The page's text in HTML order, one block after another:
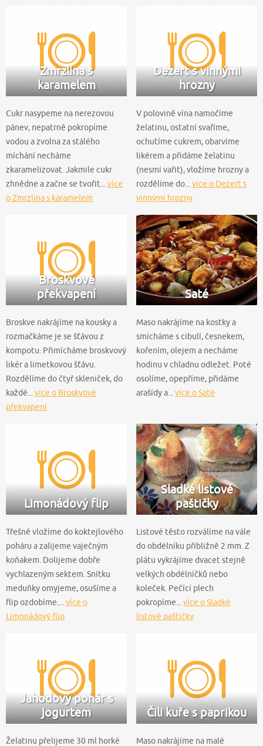
Zmrzlina s
karamelem
Cukr nasypeme na nerezovou
pánev, nepatrně pokropíme
vodou a zvolna za stálého
míchání necháme
zkaramelizovat. Jakmile cukr
zhnědne a začne se tvořit... více
o Zmrzlina s karamelem
Dezert s vinnými
hrozny
V polovině vína namočíme
želatinu, ostatní svaříme,
ochutíme cukrem, obarvíme
likérem a přidáme želatinu
(nesmí vařit), vložíme hrozny a
rozdělíme do... více o Dezert s
vinnými hrozny
Broskvové
překvapení
Broskve nakrájíme na kousky a
rozmačkáme je se šťávou z
kompotu. Přimícháme broskvový
likér a limetkovou šťávu.
Rozdělíme do čtyř skleniček, do
každé...více o Broskvové
překvapení
Saté
Maso nakrájíme na kostky a
smícháme s cibulí, česnekem,
kořením, olejem a necháme
hodinu v chladnu odležet. Poté
osolíme, opepříme, přidáme
arašídy a...více o Saté
Limonádový flip
Třešně vložíme do koktejlového
poháru a zalijeme vaječným
koňakem. Dolijeme dobře
vychlazeným sektem. Snítku
meduňky omyjeme, osušíme a
flip ozdobíme.... více o
Limonádový flip
Sladké listové
paštičky
Listové těsto rozválíme na vále
do obdélníku přibližně 2 mm. Z
plátu vykrájíme dvacet stejně
velkých obdélníčků nebo
koleček. Pečící plech
pokropíme... více o Sladké
listové paštičky
Jahodový pohár s
jogurtem
Želatinu přelijeme 30 ml horké
Čili kuře s paprikou
Maso nakrájíme na malé